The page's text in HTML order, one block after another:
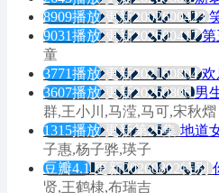
8909播放 更新2002600423
9031播放 更新202600417 第
童
3771播放 更新202160804 欢
3607播放 更新20260806 男
群,王小川,马滢,马可,宋秋熠
1315播放 更新第26集 地道
子惠,杨子骅,瑛子
豆瓣4.1 更新20260802特别
贤,王鹤棣,布瑞吉